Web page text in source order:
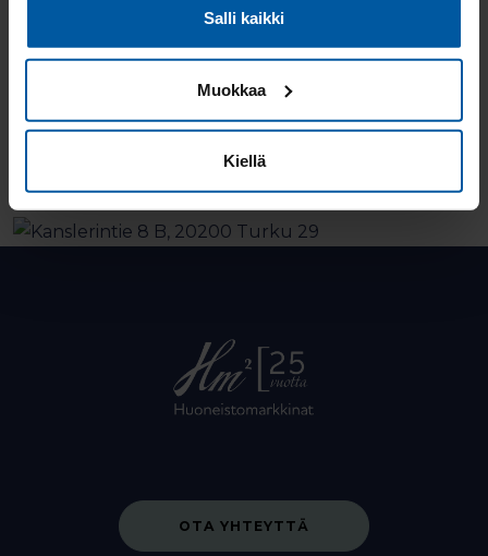
Salli kaikki
Muokkaa
Kiellä
OTA YHTEYTTÄ